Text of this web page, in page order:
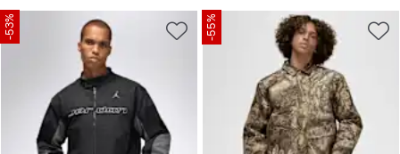
-53% -55%